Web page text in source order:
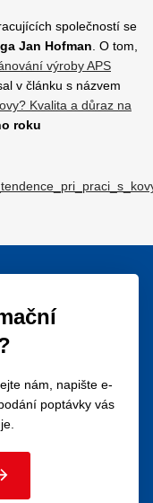
společností se
Jan Hofman . O tom,
výroby APS
v článku s názvem
Kvalita a důraz na
roku
nám, napište e-
poptávky vás